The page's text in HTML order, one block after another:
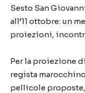
Sesto San
all’11 ottobre: un
proiezioni,
Per la proiezione
regista
pellicole proposte,